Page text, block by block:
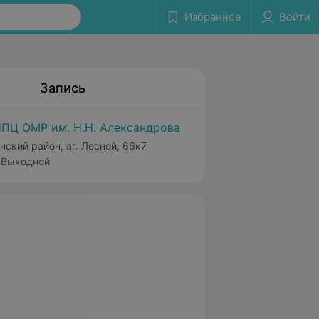
Избранное Войти
Запись
ОМР им. Н.Н. Александрова
район, аг. Лесной, 66к7
Выходной